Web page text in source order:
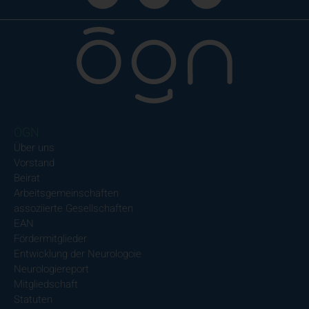
Über uns
Vorstand
Beirat
Arbeitsgemeinschaften
assoziierte Gesellschaften
EAN
Fördermitglieder
Entwicklung der Neurologoie
Neurologiereport
Mitgliedschaft
Statuten